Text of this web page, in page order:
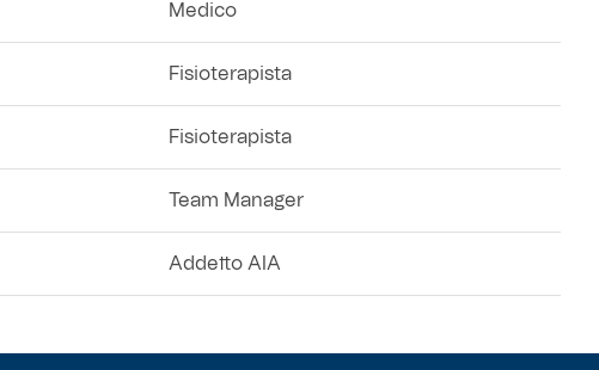
Medico
Fisioterapista
Fisioterapista
Team Manager
Addetto AIA